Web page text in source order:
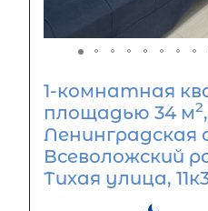
1-комнатная
площадью 34 м2,
Ленинградская
Всеволожский
Тихая улица,